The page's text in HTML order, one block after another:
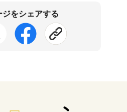
ジをシェアする